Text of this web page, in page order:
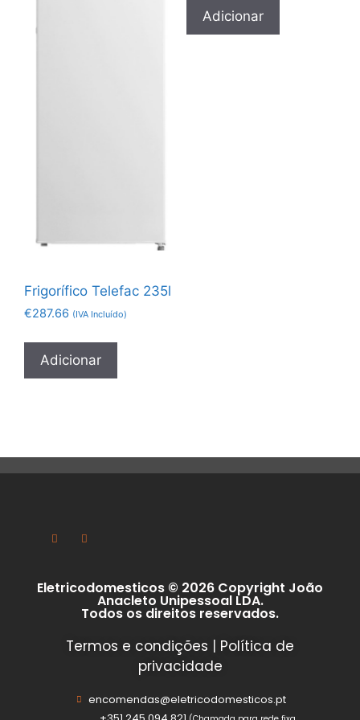
Frigorífico Telefac 235l
€287.66 (IVA Incluído)
Adicionar
Adicionar
Eletricodomesticos © 2026 Copyright João
Anacleto Unipessoal LDA.
Todos os direitos reservados.
Termos e condições | Política de
privacidade
encomendas@eletricodomesticos.pt